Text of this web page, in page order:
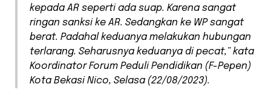
kepada AR seperti ada suap. Karena sangat
ringan sanksi ke AR. Sedangkan ke WP sangat
berat. Padahal keduanya melakukan hubungan
terlarang. Seharusnya keduanya di pecat,” kata
Koordinator Forum Peduli Pendidikan (F-Pepen)
Kota Bekasi Nico, Selasa (22/08/2023).